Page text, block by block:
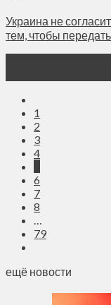
Украина не
тем, чтобы
1
2
3
4
6
7
8
…
79
ещё новости